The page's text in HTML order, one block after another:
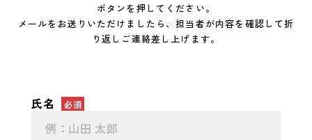
ボタンを押してください。
メールをお送りいただけましたら、担当者が内容を確認して折
り返しご連絡差し上げます。
氏名 必須